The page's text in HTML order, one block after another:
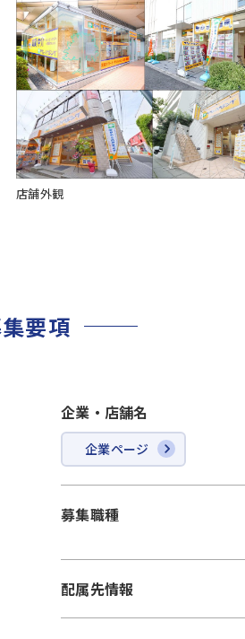
店舗外観
要項
企業・店舗名
企業ページ
募集職種
配属先情報